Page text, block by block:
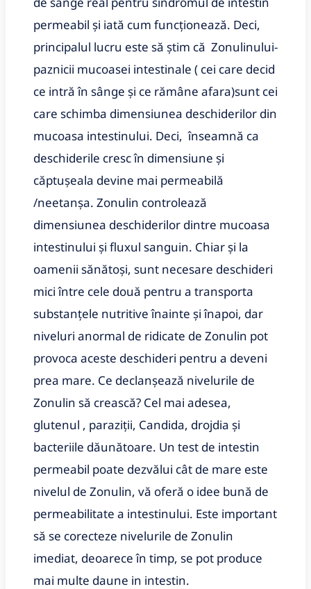
permeabil și iată cum funcționează. Deci,
principalul lucru este să știm că Zonulinului-
paznicii mucoasei intestinale ( cei care decid
ce intră în sânge și ce rămâne afara)sunt cei
care schimba dimensiunea deschiderilor din
mucoasa intestinului. Deci, înseamnă ca
deschiderile cresc în dimensiune și
căptușeala devine mai permeabilă
/neetanșa. Zonulin controlează
dimensiunea deschiderilor dintre mucoasa
intestinului și fluxul sanguin. Chiar și la
oamenii sănătoși, sunt necesare deschideri
mici între cele două pentru a transporta
substanțele nutritive înainte și înapoi, dar
niveluri anormal de ridicate de Zonulin pot
provoca aceste deschideri pentru a deveni
prea mare. Ce declanșează nivelurile de
Zonulin să crească? Cel mai adesea,
glutenul , paraziții, Candida, drojdia și
bacteriile dăunătoare. Un test de intestin
permeabil poate dezvălui cât de mare este
nivelul de Zonulin, vă oferă o idee bună de
permeabilitate a intestinului. Este important
să se corecteze nivelurile de Zonulin
imediat, deoarece în timp, se pot produce
mai multe daune in intestin.